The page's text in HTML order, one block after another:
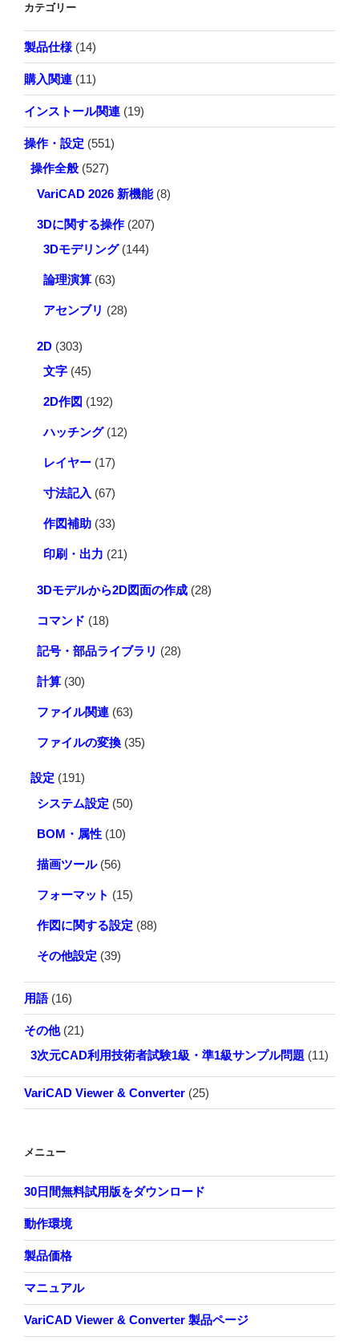
カテゴリー
製品仕様 (14)
購入関連 (11)
インストール関連 (19)
操作・設定 (551)
操作全般 (527)
VariCAD 2026 新機能(8)
3Dに関する操作 (207)
3Dモデリング(144)
論理演算 (63)
アセンブリ (28)
2D (303)
文字 (45)
2D作図 (192)
ハッチング(12)
レイヤー (17)
寸法記入 (67)
作図補助 (33)
印刷・出力 (21)
3Dモデルから2D図面の作成 (28)
コマンド (18)
記号・部品ライブラリ (28)
計算 (30)
ファイル関連 (63)
ファイルの変換 (35)
設定 (191)
システム設定 (50)
BOM・属性 (10)
描画ツール(56)
フォーマット (15)
作図に関する設定 (88)
その他設定 (39)
用語(16)
その他(21)
3次元CAD利用技術者試験1級・準1級サンプル問題 (11)
VariCAD Viewer & Converter (25)
メニュー
30日間無料試用版をダウンロード
動作環境
製品価格
マニュアル
VariCAD Viewer & Converter 製品ページ